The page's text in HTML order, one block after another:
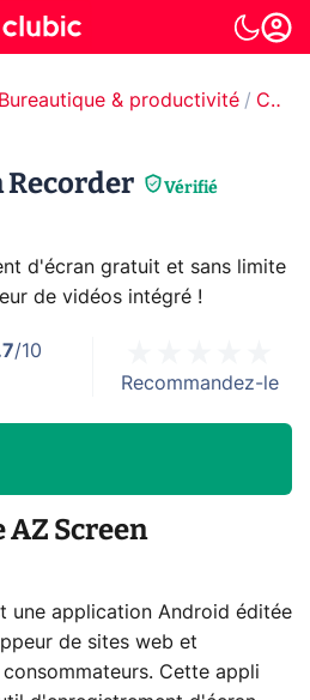
Bureautique & productivité Capture d'écran
Recorder Vérifié
d'écran gratuit et sans limite
de vidéos intégré !
/10
Recommandez-le
Screen
une application Android éditée
de sites web et
Cette appli